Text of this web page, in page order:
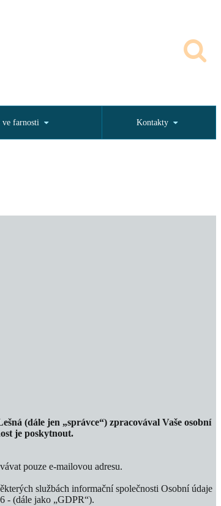
ve farnosti Kontakty
(dále jen „správce“) zpracovával Vaše osobní
je poskytnout.
pouze e‐mailovou adresu.
službách informační společnosti Osobní údaje
- (dále jako „GDPR“).